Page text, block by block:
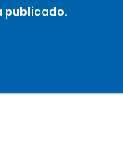
publicado.